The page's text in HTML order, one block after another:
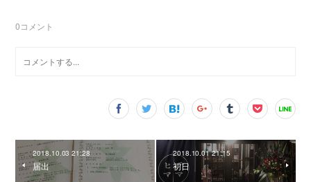
0コメント
2018.10.03 21:28
届出
2018.10.01 21:15
初日